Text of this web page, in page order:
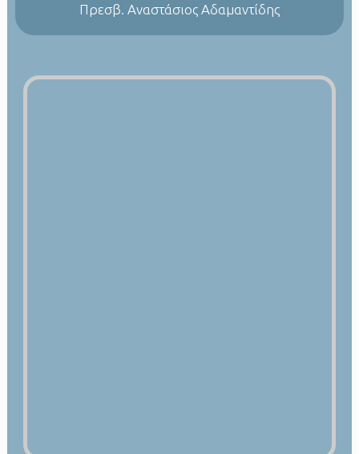
Πρεσβ. Αναστάσιος Αδαμαντίδης